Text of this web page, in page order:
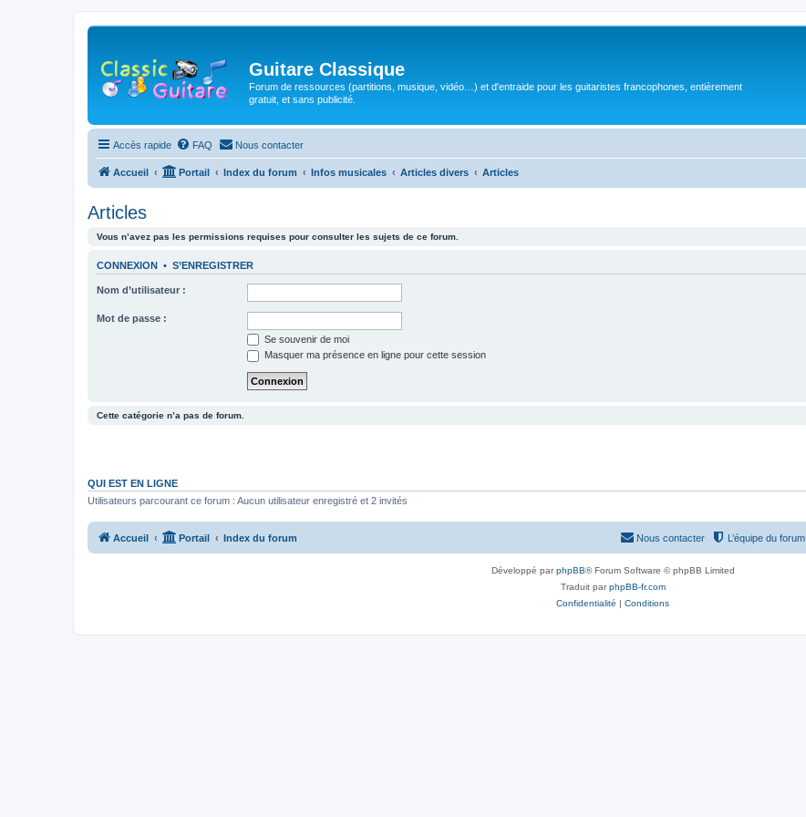
Guitare Classique
Forum de ressources (partitions, musique, vidéo…) et d'entraide pour les guitaristes francophones, entièrement
gratuit, et sans publicité.
Accès rapide FAQ Nous contacter
Accueil Portail Index du forum Infos musicales Articles divers Articles
Articles
Vous n’avez pas les permissions requises pour consulter les sujets de ce forum.
CONNEXION • S’ENREGISTRER
Nom d’utilisateur :
Mot de passe :
Se souvenir de moi
Masquer ma présence en ligne pour cette session
Cette catégorie n’a pas de forum.
QUI EST EN LIGNE
Utilisateurs parcourant ce forum : Aucun utilisateur enregistré et 2 invités
Accueil Portail Index du forum L’équipe du forum
Nous contacter
Développé parphpBB® Forum Software © phpBB Limited
Traduit parphpBB-fr.com
Confidentialité | Conditions